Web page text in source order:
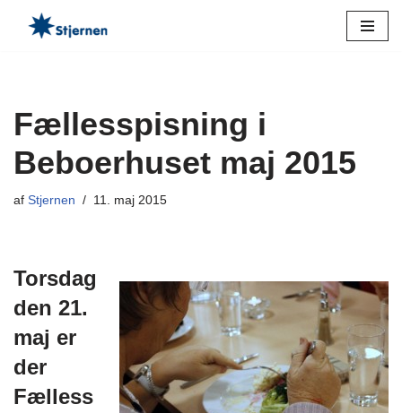
Fællesspisning i
Beboerhuset maj 2015
af Stjernen 11. maj 2015
Torsdag
den 21.
maj er
der
Fælless